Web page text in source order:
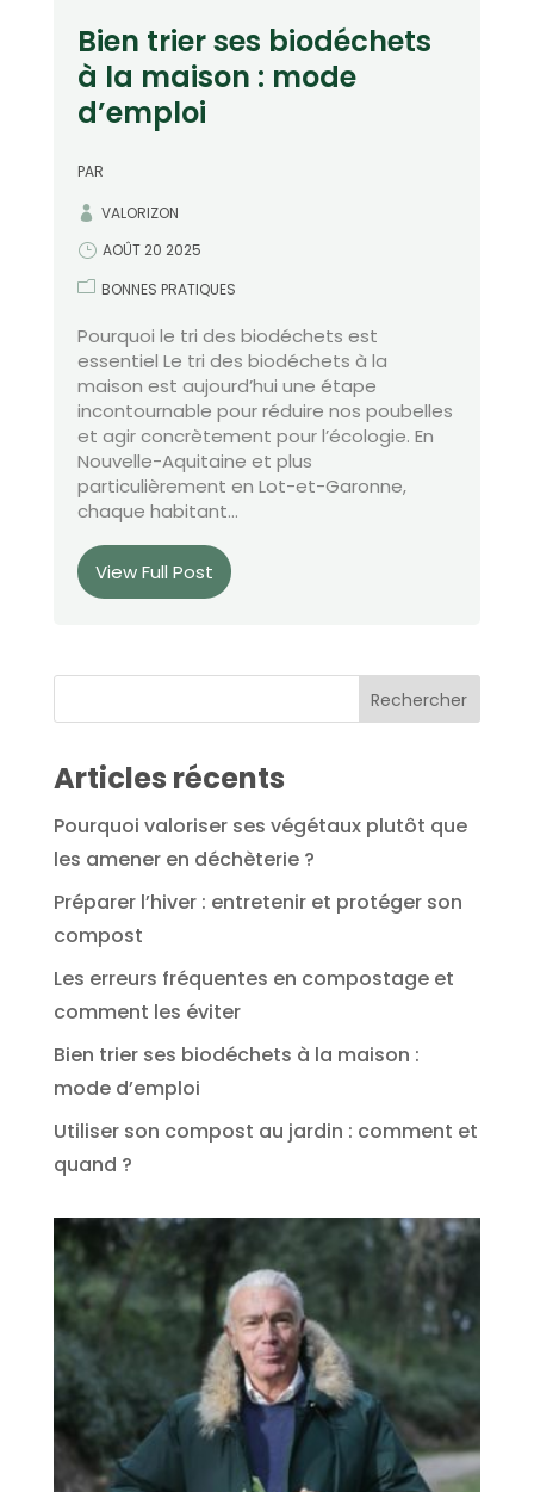
Bien trier ses biodéchets
à la maison : mode
d’emploi
PAR
VALORIZON
AOÛT 20 2025
BONNES PRATIQUES
Pourquoi le tri des biodéchets est
essentiel Le tri des biodéchets à la
maison est aujourd’hui une étape
incontournable pour réduire nos poubelles
et agir concrètement pour l’écologie. En
Nouvelle-Aquitaine et plus
particulièrement en Lot-et-Garonne,
chaque habitant...
View Full Post
Articles récents
Pourquoi valoriser ses végétaux plutôt que
les amener en déchèterie ?
Préparer l’hiver : entretenir et protéger son
compost
Les erreurs fréquentes en compostage et
comment les éviter
Bien trier ses biodéchets à la maison :
mode d’emploi
Utiliser son compost au jardin : comment et
quand ?